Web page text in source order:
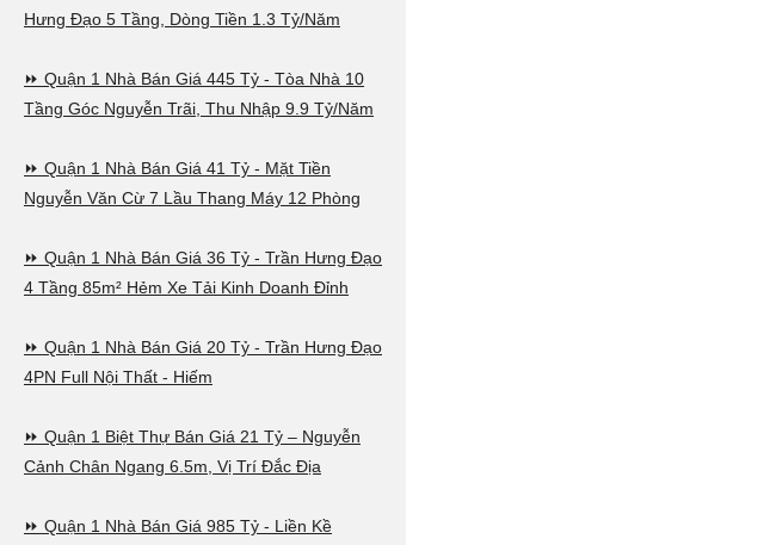
Hưng Đạo 5 Tầng, Dòng Tiền 1.3 Tỷ/Năm
⏩ Quận 1 Nhà Bán Giá 445 Tỷ - Tòa Nhà 10
Tầng Góc Nguyễn Trãi, Thu Nhập 9.9 Tỷ/Năm
⏩ Quận 1 Nhà Bán Giá 41 Tỷ - Mặt Tiền
Nguyễn Văn Cừ 7 Lầu Thang Máy 12 Phòng
⏩ Quận 1 Nhà Bán Giá 36 Tỷ - Trần Hưng Đạo
4 Tầng 85m² Hẻm Xe Tải Kinh Doanh Đỉnh
⏩ Quận 1 Nhà Bán Giá 20 Tỷ - Trần Hưng Đạo
4PN Full Nội Thất - Hiếm
⏩ Quận 1 Biệt Thự Bán Giá 21 Tỷ – Nguyễn
Cảnh Chân Ngang 6.5m, Vị Trí Đắc Địa
⏩ Quận 1 Nhà Bán Giá 985 Tỷ - Liền Kề